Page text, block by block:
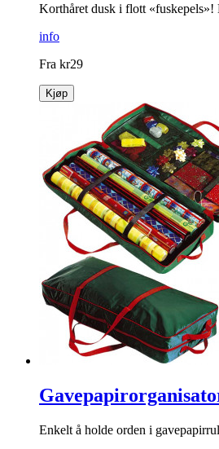
Korthåret dusk i flott «fuskepels»!
info
Fra kr29
Kjøp
Enkelt å holde orden i